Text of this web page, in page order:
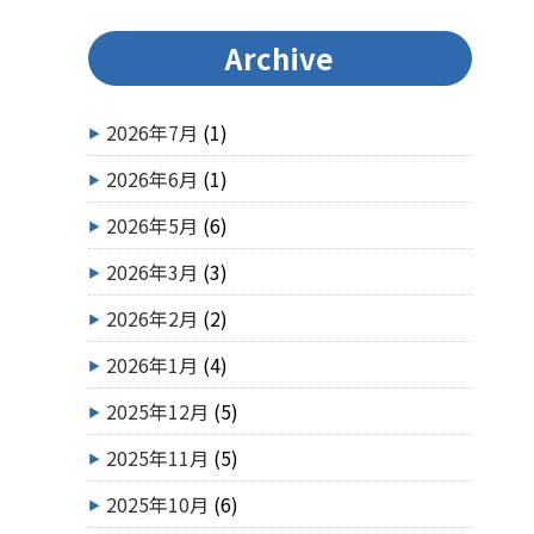
Archive
2026年7月 (1)
2026年6月 (1)
2026年5月 (6)
2026年3月 (3)
2026年2月 (2)
2026年1月 (4)
2025年12月 (5)
2025年11月 (5)
2025年10月 (6)